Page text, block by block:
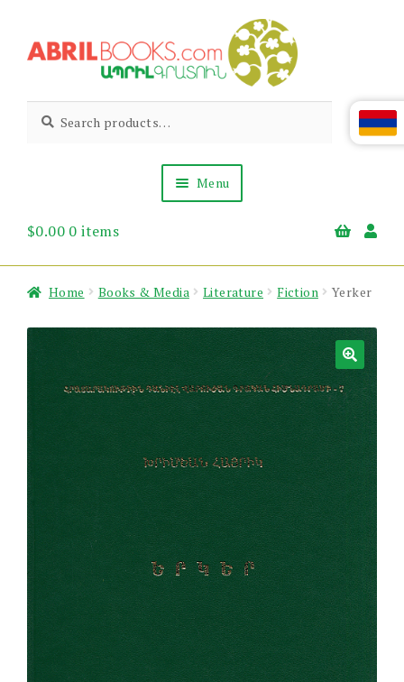
to
to
Abril
Books
Living
Armenian
for:
Menu
About Us
$0.00 0 items
Home Books & Media Literature Fiction Yerker